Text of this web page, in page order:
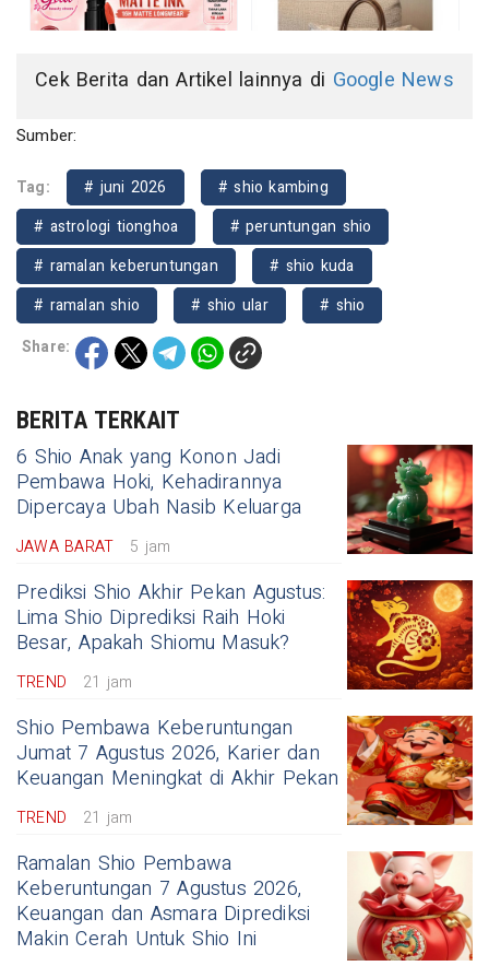
Cek Berita dan Artikel lainnya di Google News
Sumber:
Tag: # juni 2026
# shio kambing
# astrologi tionghoa
# peruntungan shio
# ramalan keberuntungan
# shio kuda
# ramalan shio
# shio ular
# shio
Share:
BERITA TERKAIT
6 Shio Anak yang Konon Jadi
Pembawa Hoki, Kehadirannya
Dipercaya Ubah Nasib Keluarga
JAWA BARAT 5 jam
Prediksi Shio Akhir Pekan Agustus:
Lima Shio Diprediksi Raih Hoki
Besar, Apakah Shiomu Masuk?
TREND 21 jam
Shio Pembawa Keberuntungan
Jumat 7 Agustus 2026, Karier dan
Keuangan Meningkat di Akhir Pekan
TREND 21 jam
Ramalan Shio Pembawa
Keberuntungan 7 Agustus 2026,
Keuangan dan Asmara Diprediksi
Makin Cerah Untuk Shio Ini